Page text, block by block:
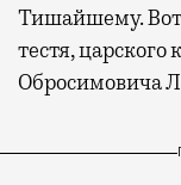
Тишайшему.
тестя,
Обросимовича